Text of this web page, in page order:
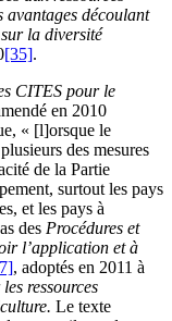
avantages découlant
la diversité
[35].
CITES pour le
en 2010
« [l]orsque le
des mesures
de la Partie
surtout les pays
et les pays à
des Procédures et
l’application et à
, adoptés en 2011 à
ressources
Le texte